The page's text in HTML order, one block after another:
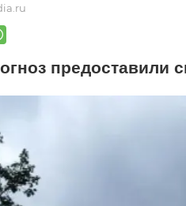
предоставили